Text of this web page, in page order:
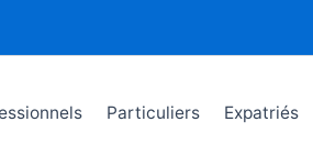
Particuliers Expatriés